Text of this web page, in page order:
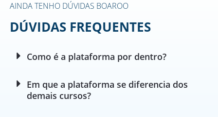
AINDA TENHO DÚVIDAS BOAROO
DÚVIDAS FREQUENTES
Como é a plataforma por dentro?
Em que a plataforma se diferencia dos
demais cursos?